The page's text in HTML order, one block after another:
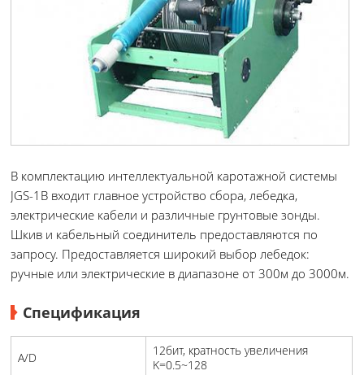
В комплектацию интеллектуальной каротажной системы
JGS-1B входит главное устройство сбора, лебедка,
электрические кабели и различные грунтовые зонды.
Шкив и кабельный соединитель предоставляются по
запросу. Предоставляется широкий выбор лебедок:
ручные или электрические в диапазоне от 300м до 3000м.
Спецификация
A/D
12бит, кратность увеличения
K=0.5~128